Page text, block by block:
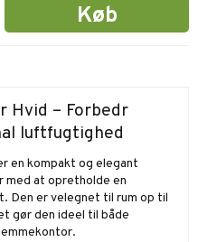
Køb
Hvid – Forbedr
luftfugtighed
en kompakt og elegant
at opretholde en
Den er velegnet til rum op til
gør den ideel til både